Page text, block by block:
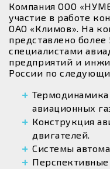
Компания ООО
участие в работе
ОАО «Климов». На
представлено более
специалистами
предприятий и
России по
авиационных
Конструкция
двигателей.
Системы